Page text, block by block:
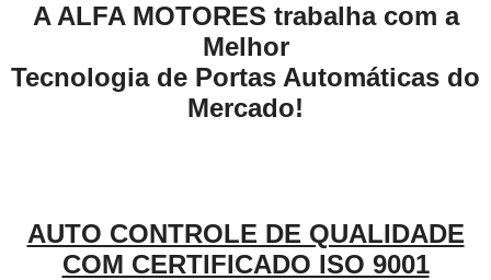
A ALFA MOTORES trabalha com a
Melhor
Tecnologia de Portas Automáticas do
Mercado!
AUTO CONTROLE DE QUALIDADE
COM CERTIFICADO ISO 9001